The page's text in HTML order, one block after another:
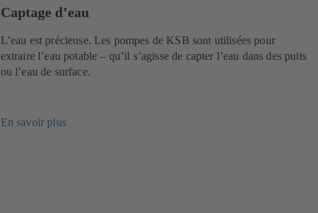
Captage d’eau
L’eau est précieuse. Les pompes de KSB sont utilisées pour
extraire l’eau potable – qu’il s’agisse de capter l’eau dans des puits
ou l’eau de surface.
En savoir plus